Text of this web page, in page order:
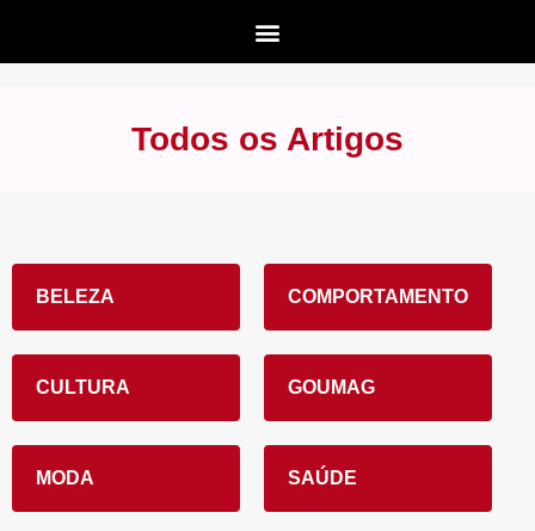
Todos os Artigos
BELEZA COMPORTAMENTO
CULTURA GOUMAG
MODA SAÚDE